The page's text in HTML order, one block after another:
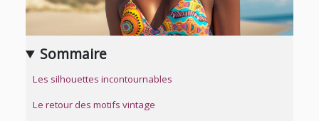
Sommaire
Les silhouettes incontournables
Le retour des motifs vintage